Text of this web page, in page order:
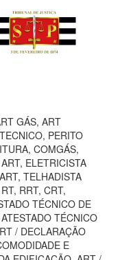
GÁS, ART
PERITO
COMGÁS,
ELETRICISTA
TELHADISTA
RRT, CRT,
TÉCNICO DE
TÉCNICO
/ DECLARAÇÃO
E